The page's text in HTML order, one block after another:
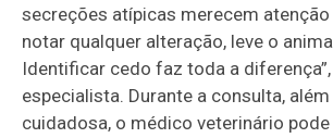
secreções atípicas merecem atenção
notar qualquer alteração, leve o
Identificar cedo faz toda a
especialista. Durante a consulta,
cuidadosa, o médico veterinário